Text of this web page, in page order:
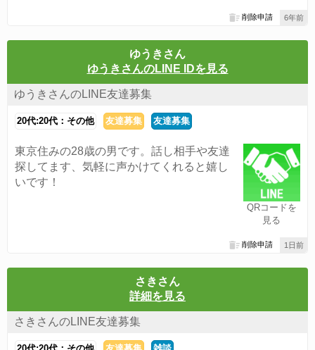
6年前
削除申請
ゆうきさん
ゆうきさんのLINE IDを見る
ゆうきさんのLINE友達募集
20代:20代：その他 友達募集 友達募集
QRコードを
見る
東京住みの28歳の男です。話し相手や友達
探してます、気軽に声かけてくれると嬉し
いです！
1日前
削除申請
さきさん
詳細を見る
さきさんのLINE友達募集
20代:20代：その他 友達募集 雑談